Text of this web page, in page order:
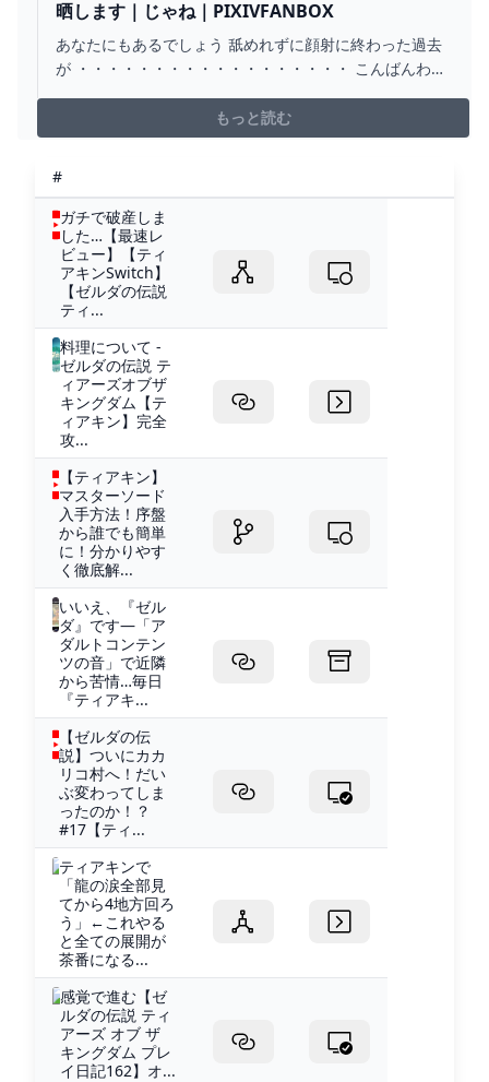
で計画を立てることをいう。普段の会話で青写真なんて
使ったことも聞いたこともないなぁ…そもそもあんまり読
まないけれど、小説なんかでも見たことない…使える状況
にあんまり巡り合わないだけで、皆当たり前に知ってる
語彙なんだろうか…私はお子様なので、それがたとえ瑣末
なものでも、知らなかったことがあるとなんか悔しいと
晒します｜じゃね｜PIXIVFANBOX
あなたにもあるでしょう 舐めれずに顔射に終わった過去
が ・・・・・・・・・・・・・・・・・・ こんばんわ～
メンバーズ向け投稿について少し紹介します ▲でかデブ
とサウナで対面したあなたの物語。 イラスト5枚のSSで
もっと読む
#
ガチで破産しま
した…【最速レ
ビュー】【ティ
アキンSwitch】
【ゼルダの伝説
ティ...
料理について -
ゼルダの伝説 テ
ィアーズオブザ
キングダム【テ
ィアキン】完全
攻...
【ティアキン】
マスターソード
入手方法！序盤
から誰でも簡単
に！分かりやす
く徹底解...
いいえ、『ゼル
ダ』です―「ア
ダルトコンテン
ツの音」で近隣
から苦情…毎日
『ティアキ...
【ゼルダの伝
説】ついにカカ
リコ村へ！だい
ぶ変わってしま
ったのか！？
#17【ティ...
ティアキンで
「龍の涙全部見
てから4地方回ろ
う」←これやる
と全ての展開が
茶番になる...
感覚で進む【ゼ
ルダの伝説 ティ
アーズ オブ ザ
キングダム プレ
イ日記162】オ...